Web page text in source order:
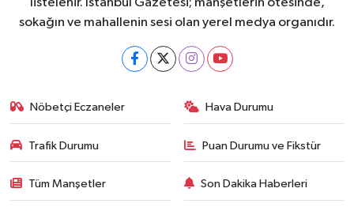
listelenir. İstanbul Gazetesi; manşetlerin ötesinde,
sokağın ve mahallenin sesi olan yerel medya organıdır.
Nöbetçi Eczaneler Hava Durumu
Trafik Durumu Puan Durumu ve Fikstür
Tüm Manşetler Son Dakika Haberleri